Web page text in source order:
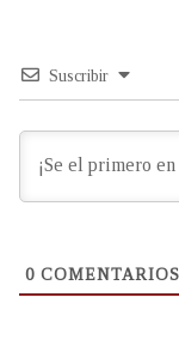
Suscribir
0 COMENTARIOS